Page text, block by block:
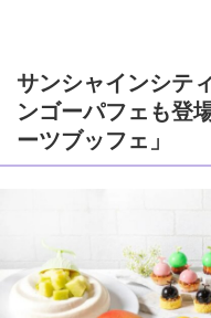
サンシャインシテ
ンゴーパフェも登
ーツブッフェ」